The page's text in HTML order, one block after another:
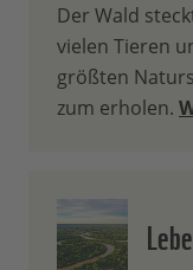
Der Wald
vielen Tieren
größten
zum erholen.